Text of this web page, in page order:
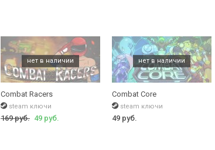
Combat Racers
steam ключи
169 руб. 49 руб.
Combat Core
steam ключи
49 руб.